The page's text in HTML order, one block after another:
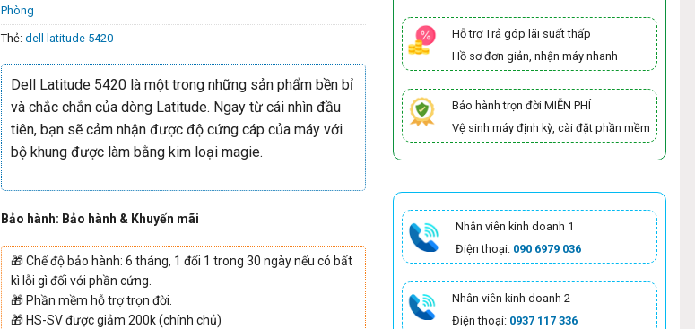
Phòng
Thẻ:dell latitude 5420
Dell Latitude 5420 là một trong những sản phẩm bền bỉ
và chắc chắn của dòng Latitude. Ngay từ cái nhìn đầu
tiên, bạn sẽ cảm nhận được độ cứng cáp của máy với
bộ khung được làm bằng kim loại magie.
Bảo hành: Bảo hành & Khuyến mãi
🎁Chế độ bảo hành: 6 tháng, 1 đổi 1 trong 30 ngày nếu có bất
kì lỗi gì đối với phần cứng.
🎁Phần mềm hỗ trợ trọn đời.
🎁HS-SV được giảm 200k (chính chủ)
Hỗ trợ Trả góp lãi suất thấp
Hồ sơ đơn giản, nhận máy nhanh
Bảo hành trọn đời MIỄN PHÍ
Vệ sinh máy định kỳ, cài đặt phần mềm
Nhân viên kinh doanh 1
Điện thoại: 090 6979 036
Nhân viên kinh doanh 2
Điện thoại: 0937 117 336